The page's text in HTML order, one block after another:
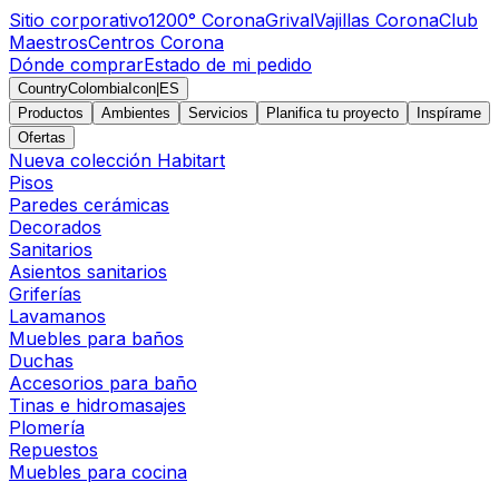
Sitio corporativo1200° CoronaGrivalVajillas CoronaClub
MaestrosCentros Corona
Dónde comprarEstado de mi pedido
CountryColombiaIcon ES
Productos
Ambientes Servicios Planifica tu proyecto
Inspírame
Ofertas
Nueva colección Habitart
Pisos
Paredes cerámicas
Decorados
Sanitarios
Asientos sanitarios
Griferías
Lavamanos
Muebles para baños
Duchas
Accesorios para baño
Tinas e hidromasajes
Plomería
Repuestos
Muebles para cocina